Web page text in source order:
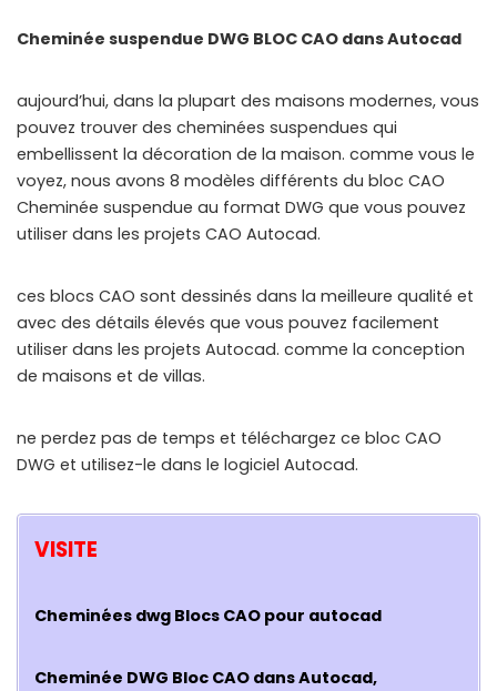
Cheminée suspendue DWG BLOC CAO dans Autocad
aujourd’hui, dans la plupart des maisons modernes, vous
pouvez trouver des cheminées suspendues qui
embellissent la décoration de la maison. comme vous le
voyez, nous avons 8 modèles différents du bloc CAO
Cheminée suspendue au format DWG que vous pouvez
utiliser dans les projets CAO Autocad.
ces blocs CAO sont dessinés dans la meilleure qualité et
avec des détails élevés que vous pouvez facilement
utiliser dans les projets Autocad. comme la conception
de maisons et de villas.
ne perdez pas de temps et téléchargez ce bloc CAO
DWG et utilisez-le dans le logiciel Autocad.
VISITE
Cheminées dwg Blocs CAO pour autocad
Cheminée DWG Bloc CAO dans Autocad,